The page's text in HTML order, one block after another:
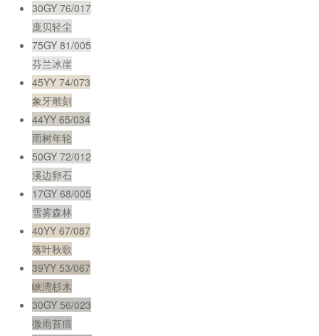
30GY 76/017
庞贝轻尘
75GY 81/005
芬兰冰崖
45YY 74/073
象牙雕刻
44YY 65/034
雨树年轮
50GY 72/012
溪边卵石
17GY 68/005
雪雾森林
40YY 67/087
落叶秋歌
39YY 53/067
峡湾杉木
30GY 56/023
微雨苔痕